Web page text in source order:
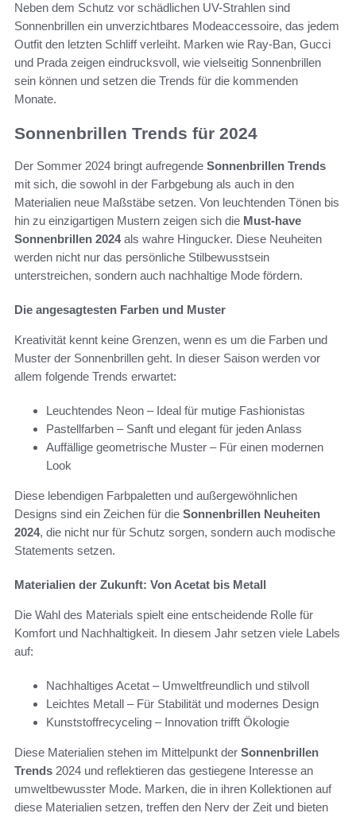
Neben dem Schutz vor schädlichen UV-Strahlen sind
Sonnenbrillen ein unverzichtbares Modeaccessoire, das jedem
Outfit den letzten Schliff verleiht. Marken wie Ray-Ban, Gucci
und Prada zeigen eindrucksvoll, wie vielseitig Sonnenbrillen
sein können und setzen die Trends für die kommenden
Monate.
Sonnenbrillen Trends für 2024
Der Sommer 2024 bringt aufregende Sonnenbrillen Trends
mit sich, die sowohl in der Farbgebung als auch in den
Materialien neue Maßstäbe setzen. Von leuchtenden Tönen bis
hin zu einzigartigen Mustern zeigen sich die Must-have
Sonnenbrillen 2024als wahre Hingucker. Diese Neuheiten
werden nicht nur das persönliche Stilbewusstsein
unterstreichen, sondern auch nachhaltige Mode fördern.
Die angesagtesten Farben und Muster
Kreativität kennt keine Grenzen, wenn es um die Farben und
Muster der Sonnenbrillen geht. In dieser Saison werden vor
allem folgende Trends erwartet:
Leuchtendes Neon – Ideal für mutige Fashionistas
Pastellfarben – Sanft und elegant für jeden Anlass
Auffällige geometrische Muster – Für einen modernen
Look
Diese lebendigen Farbpaletten und außergewöhnlichen
Designs sind ein Zeichen für die Sonnenbrillen Neuheiten
2024, die nicht nur für Schutz sorgen, sondern auch modische
Statements setzen.
Materialien der Zukunft: Von Acetat bis Metall
Die Wahl des Materials spielt eine entscheidende Rolle für
Komfort und Nachhaltigkeit. In diesem Jahr setzen viele Labels
auf:
Nachhaltiges Acetat – Umweltfreundlich und stilvoll
Leichtes Metall – Für Stabilität und modernes Design
Kunststoffrecyceling – Innovation trifft Ökologie
Diese Materialien stehen im Mittelpunkt der Sonnenbrillen
Trends 2024 und reflektieren das gestiegene Interesse an
umweltbewusster Mode. Marken, die in ihren Kollektionen auf
diese Materialien setzen, treffen den Nerv der Zeit und bieten